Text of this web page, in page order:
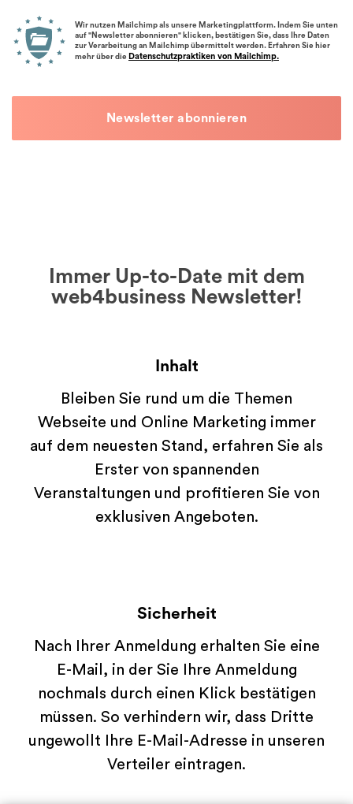
Wir nutzen Mailchimp als unsere Marketingplattform. Indem Sie unten
auf "Newsletter abonnieren" klicken, bestätigen Sie, dass Ihre Daten
zur Verarbeitung an Mailchimp übermittelt werden. Erfahren Sie hier
mehr über die Datenschutzpraktiken von Mailchimp.
Immer Up-to-Date mit dem
web4business Newsletter!
Inhalt
Bleiben Sie rund um die Themen
Webseite und Online Marketing immer
auf dem neuesten Stand, erfahren Sie als
Erster von spannenden
Veranstaltungen und profitieren Sie von
exklusiven Angeboten.
Sicherheit
Nach Ihrer Anmeldung erhalten Sie eine
E-Mail, in der Sie Ihre Anmeldung
nochmals durch einen Klick bestätigen
müssen. So verhindern wir, dass Dritte
ungewollt Ihre E-Mail-Adresse in unseren
Verteiler eintragen.